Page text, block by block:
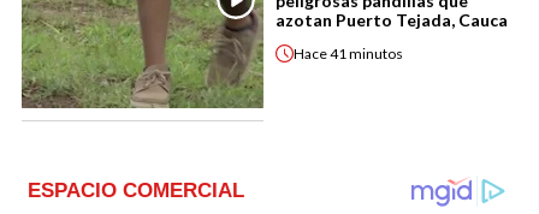
azotan Puerto Tejada, Cauca
Hace41 minutos